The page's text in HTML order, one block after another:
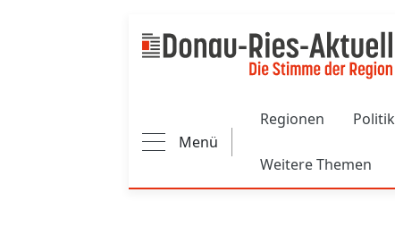
Menü
Regionen Politik
Weitere Themen